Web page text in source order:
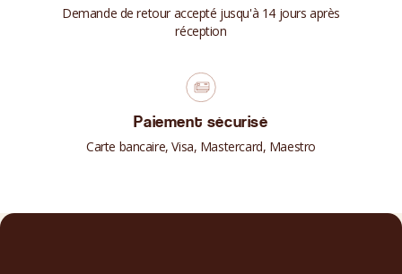
Demande de retour accepté jusqu'à 14 jours après
réception
Paiement sécurisé
Carte bancaire, Visa, Mastercard, Maestro